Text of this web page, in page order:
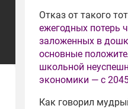
Отказ от такого
ежегодных потерь
заложенных в
основные
школьной
экономики — с
Как говорил